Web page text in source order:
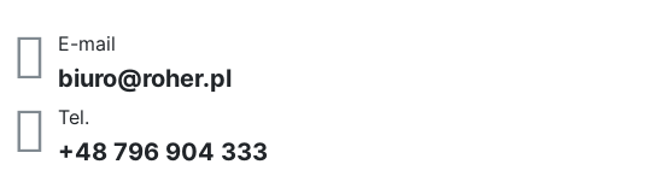
to
contentbiuro@roher.pl
E-mail
+48 796 904 333
Tel.